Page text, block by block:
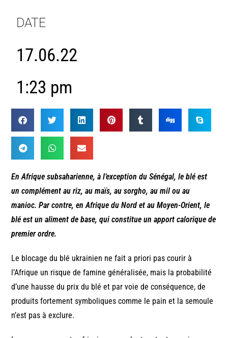
DATE
17.06.22
1:23 pm
En Afrique subsaharienne, à l’exception du Sénégal, le blé est
un complément au riz, au maïs, au sorgho, au mil ou au
manioc. Par contre, en Afrique du Nord et au Moyen-Orient, le
blé est un aliment de base, qui constitue un apport calorique de
premier ordre.
Le blocage du blé ukrainien ne fait a priori pas courir à
l’Afrique un risque de famine généralisée, mais la probabilité
d’une hausse du prix du blé et par voie de conséquence, de
produits fortement symboliques comme le pain et la semoule
n’est pas à exclure.